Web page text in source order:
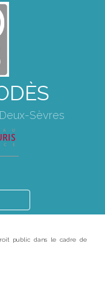
Sèvres
public dans le cadre de